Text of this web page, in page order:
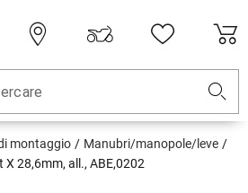
montaggio
Manubri/manopole/leve
X 28,6mm, all., ABE,0202